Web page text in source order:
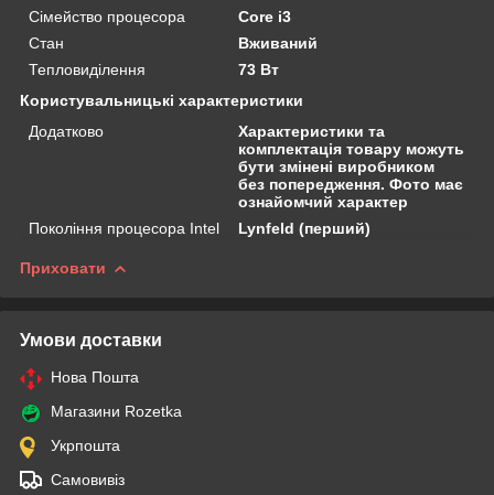
Сімейство процесора
Core i3
Стан
Вживаний
Тепловиділення
73 Вт
Користувальницькі характеристики
Додатково
Характеристики та
комплектація товару можуть
бути змінені виробником
без попередження. Фото має
ознайомчий характер
Покоління процесора Intel
Lynfeld (перший)
Приховати
Умови доставки
Нова Пошта
Магазини Rozetka
Укрпошта
Самовивіз